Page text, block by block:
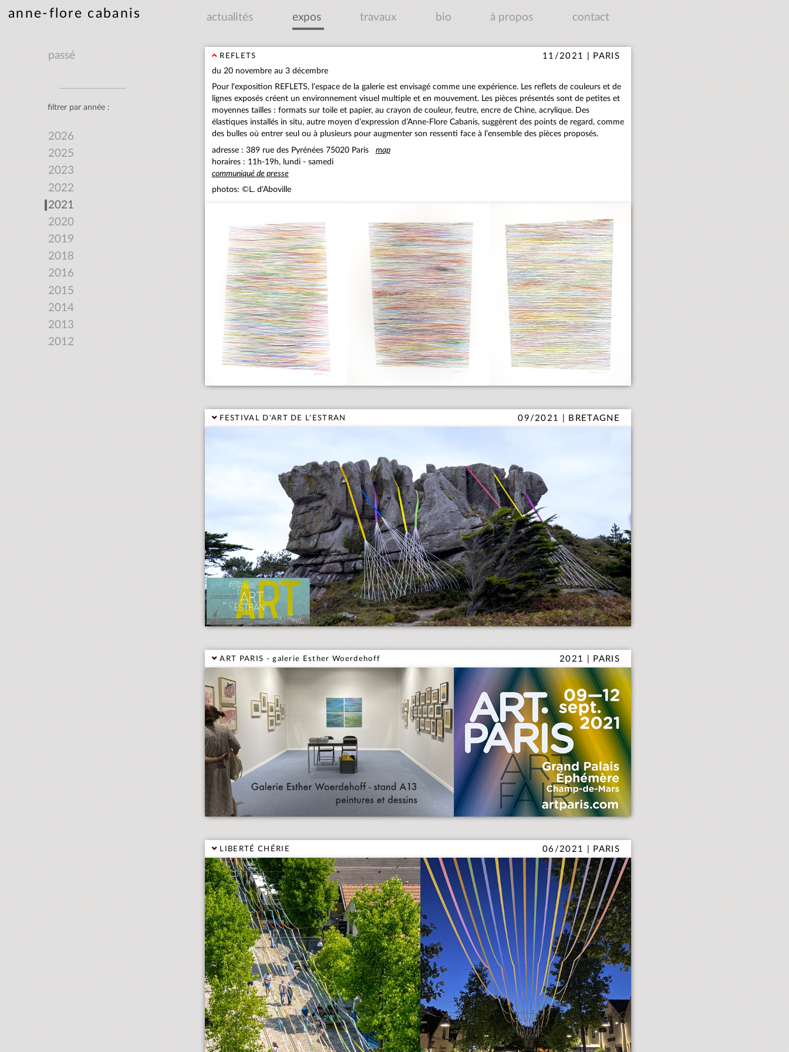
anne-flore cabanis actualités expos travaux bio à propos contact
passé
filtrer par année :
2026
2025
2023
2022
2021
2020
2019
2018
2016
2015
2014
2013
2012
REFLETS
11/2021 | PARIS
du 20 novembre au 3 décembre
Pour l'exposition REFLETS, l’espace de la galerie est envisagé comme une expérience. Les reflets de couleurs et de
lignes exposés créent un environnement visuel multiple et en mouvement. Les pièces présentés sont de petites et
moyennes tailles : formats sur toile et papier, au crayon de couleur, feutre, encre de Chine, acrylique. Des
élastiques installés in situ, autre moyen d’expression d’Anne-Flore Cabanis, suggèrent des points de regard, comme
des bulles où entrer seul ou à plusieurs pour augmenter son ressenti face à l’ensemble des pièces proposés.
adresse : 389 rue des Pyrénées 75020 Paris map
horaires : 11h-19h, lundi - samedi
communiqué de presse
photos: ©L. d'Aboville
FESTIVAL D'ART DE L'ESTRAN 09/2021 | BRETAGNE
ART PARIS - galerie Esther Woerdehoff 2021 | PARIS
LIBERTÉ CHÉRIE 06/2021 | PARIS